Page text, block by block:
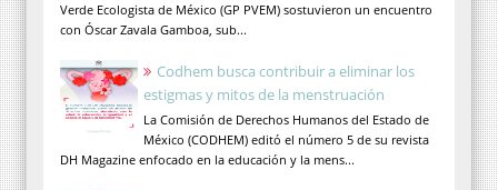
Verde Ecologista de México (GP PVEM) sostuvieron un encuentro
con Óscar Zavala Gamboa, sub...
Codhem busca contribuir a eliminar los
estigmas y mitos de la menstruación
La Comisión de Derechos Humanos del Estado de
México (CODHEM) editó el número 5 de su revista
DH Magazine enfocado en la educación y la mens...